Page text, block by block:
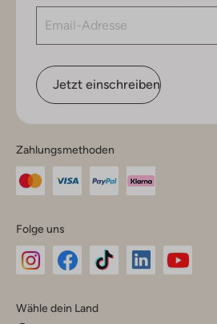
Jetzt einschreiben
Zahlungsmethoden
Folge uns
Instagram
Facebook
TikTok
Wähle dein Land